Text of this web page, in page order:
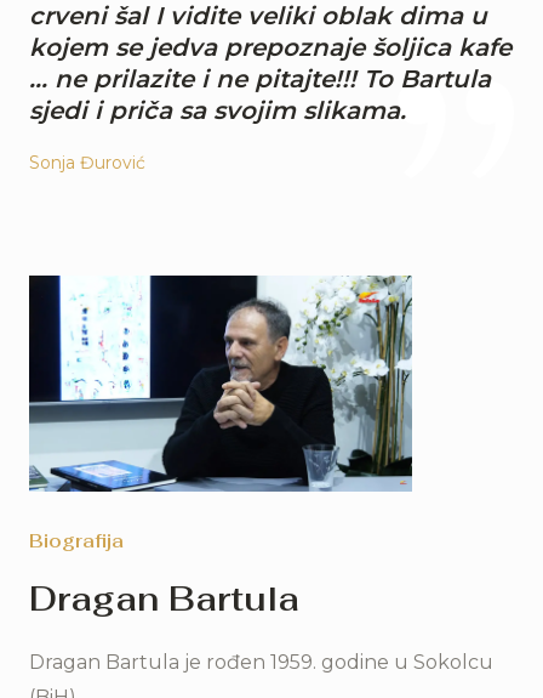
crveni šal I vidite veliki oblak dima u
kojem se jedva prepoznaje šoljica kafe
… ne prilazite i ne pitajte!!! To Bartula
sjedi i priča sa svojim slikama.
Sonja Đurović
Biografija
Dragan Bartula
Dragan Bartula je rođen 1959. godine u Sokolcu